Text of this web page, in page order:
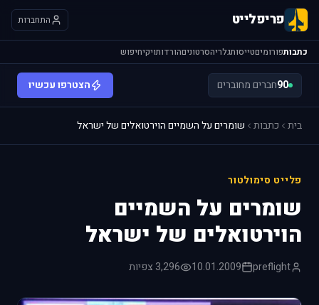
פריפלייט התחברות
כתבותפורומיםטייסותגלריהסרטוניםהורדותויקיחיפוש
90חברים מחוברים הצטרפו עכשיו
בית כתבות שומרים על השמיים הוירטואלים של ישראל
פלייט סימולטור
שומרים על השמיים
הוירטואלים של ישראל
preflight
10.01.2009 3,296 צפיות